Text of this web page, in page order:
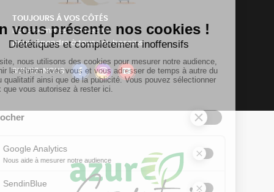
TOUJOURS Á VOS CÔTÉS
Nous sommes connectés
pour répondre à tous vos besoins
SUIVEZ-NOUS